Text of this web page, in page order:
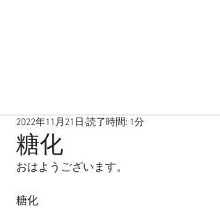
糖化
2022年11月21日 読了時間: 1分
おはようございます。
糖化